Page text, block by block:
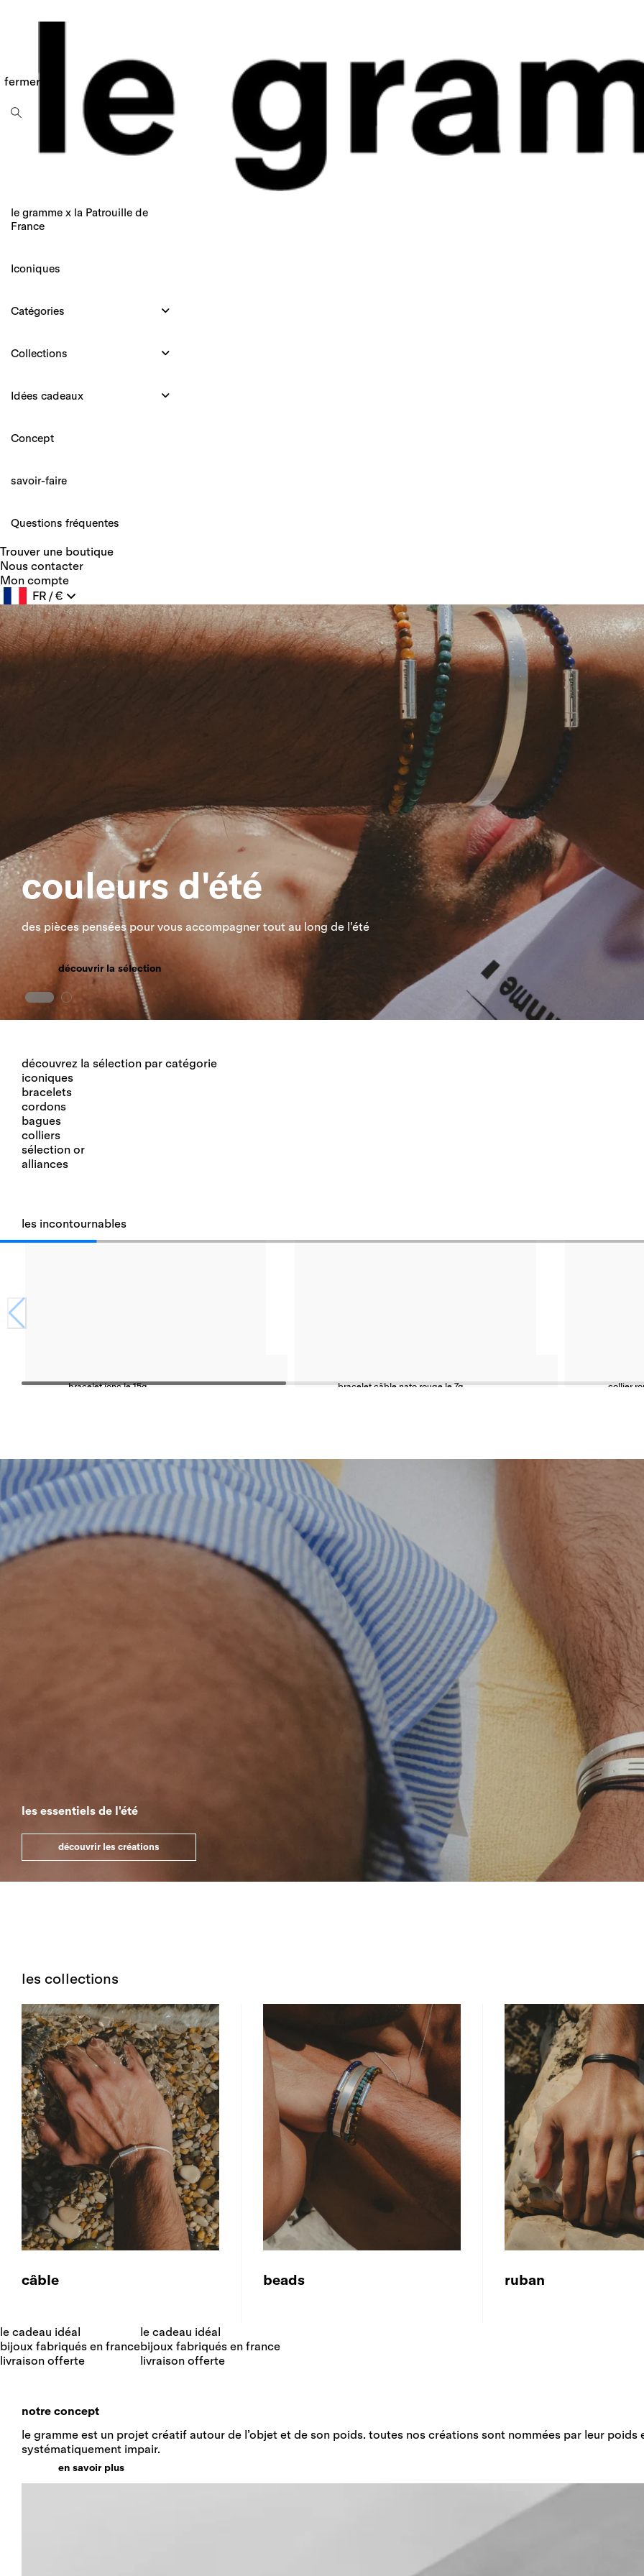
fermer
Gramme
-
homme
france
le gramme x la Patrouille de
France
Iconiques
Catégories
Collections
Idées cadeaux
Concept
savoir-faire
Questions fréquentes
Trouver une boutique
Nous contacter
Mon compte
Geolocation Button: France, FR, €
FR /€
couleurs d'été
des pièces pensées pour vous accompagner tout au long de l'été
découvrir la sélection
découvrir les créations
découvrez la sélection par catégorie
iconiques
bracelets
cordons
bagues
colliers
sélection or
alliances
les incontournables
bracelet jonc le 15g
bracelet câble nato rouge le 7g
collier
les essentiels de l'été
découvrir les créations
les collections
câble beads ruban
le cadeau idéal
bijoux fabriqués en france
livraison offerte
le cadeau idéal
bijoux fabriqués en france
livraison offerte
notre concept
le gramme est un projet créatif autour de l’objet et de son poids. toutes nos créations sont nommées par leur
systématiquement impair.
en savoir plus